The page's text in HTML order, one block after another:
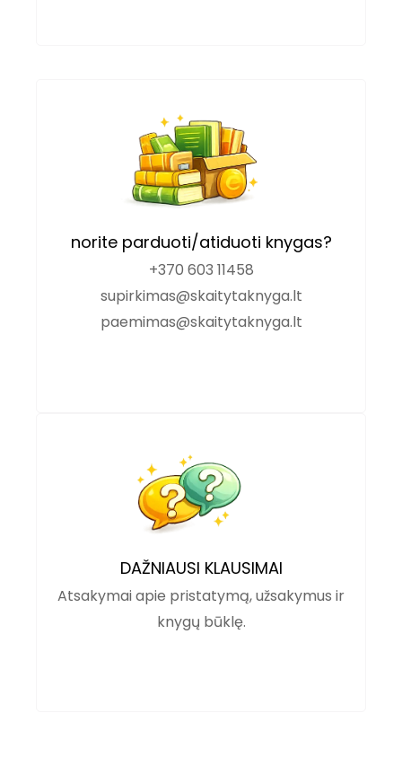
norite parduoti/atiduoti knygas?
+370 603 11458
supirkimas@skaitytaknyga.lt
paemimas@skaitytaknyga.lt
DAŽNIAUSI KLAUSIMAI
Atsakymai apie pristatymą, užsakymus ir
knygų būklę.